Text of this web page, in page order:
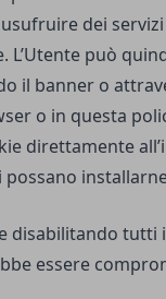
dei
L’Utente può
il banner o
o in questa
direttamente
disabilitando tutti
essere